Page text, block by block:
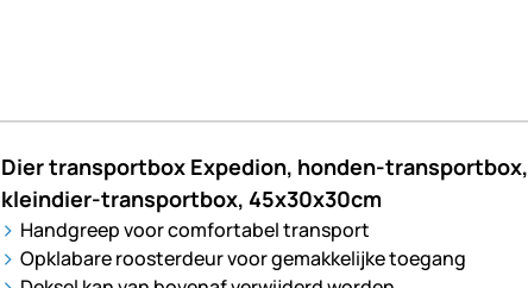
Dier transportbox Expedion, honden-transportbox,
kleindier-transportbox, 45x30x30cm
Handgreep voor comfortabel transport
Opklabare roosterdeur voor gemakkelijke toegang